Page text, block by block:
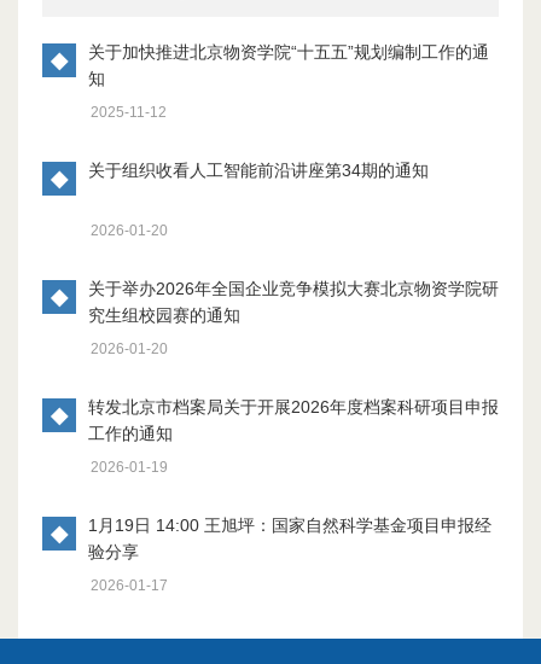
◆
关于加快推进北京物资学院“十五五”规划编制工作的通
知
2025-11-12
◆ 关于组织收看人工智能前沿讲座第34期的通知
2026-01-20
◆
关于举办2026年全国企业竞争模拟大赛北京物资学院研
究生组校园赛的通知
2026-01-20
◆
转发北京市档案局关于开展2026年度档案科研项目申报
工作的通知
2026-01-19
◆
1月19日 14:00 王旭坪：国家自然科学基金项目申报经
验分享
2026-01-17